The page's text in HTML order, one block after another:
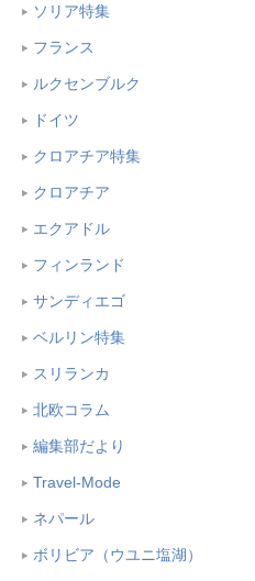
ソリア特集
フランス
ルクセンブルク
ドイツ
クロアチア特集
クロアチア
エクアドル
フィンランド
サンディエゴ
ベルリン特集
スリランカ
北欧コラム
編集部だより
Travel-Mode
ネパール
ボリビア（ウユニ塩湖）